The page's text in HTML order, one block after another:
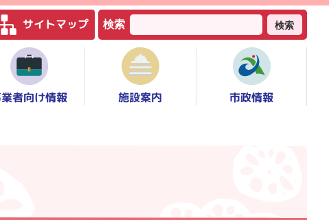
サイトマップ 検索 検索
者向け情報 施設案内 市政情報